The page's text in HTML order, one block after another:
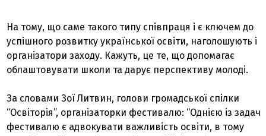
На тому, що саме такого типу співпраця і є ключем до
успішного розвитку української освіти, наголошують і
організатори заходу. Кажуть, це те, що допомагає
облаштовувати школи та дарує перспективу молоді.
За словами Зої Литвин, голови громадської спілки
“Освіторія”, організаторки фестивалю: “Однією із задач
фестивалю є адвокувати важливість освіти, в тому